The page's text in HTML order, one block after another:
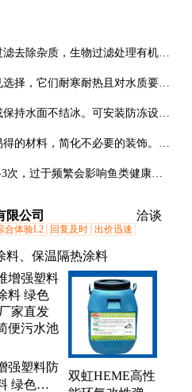
去除杂质，生物过滤处理有机
测pH值(7.2-7.6)、氨氮
择，它们耐寒耐热且对水质要求
水质要求极高的鱼种。
持水面不结冰。可安装防冻设备
到室内越冬。
的材料，简化不必要的装饰。过
免后期升级花费更多。
次，过于频繁会影响鱼类健康。
，保持水质稳定。
限公司 洽谈
合体验L2 回复及时 出价迅速
料、保温隔热涂料
强塑料防
绿色环
双虹HEME高性